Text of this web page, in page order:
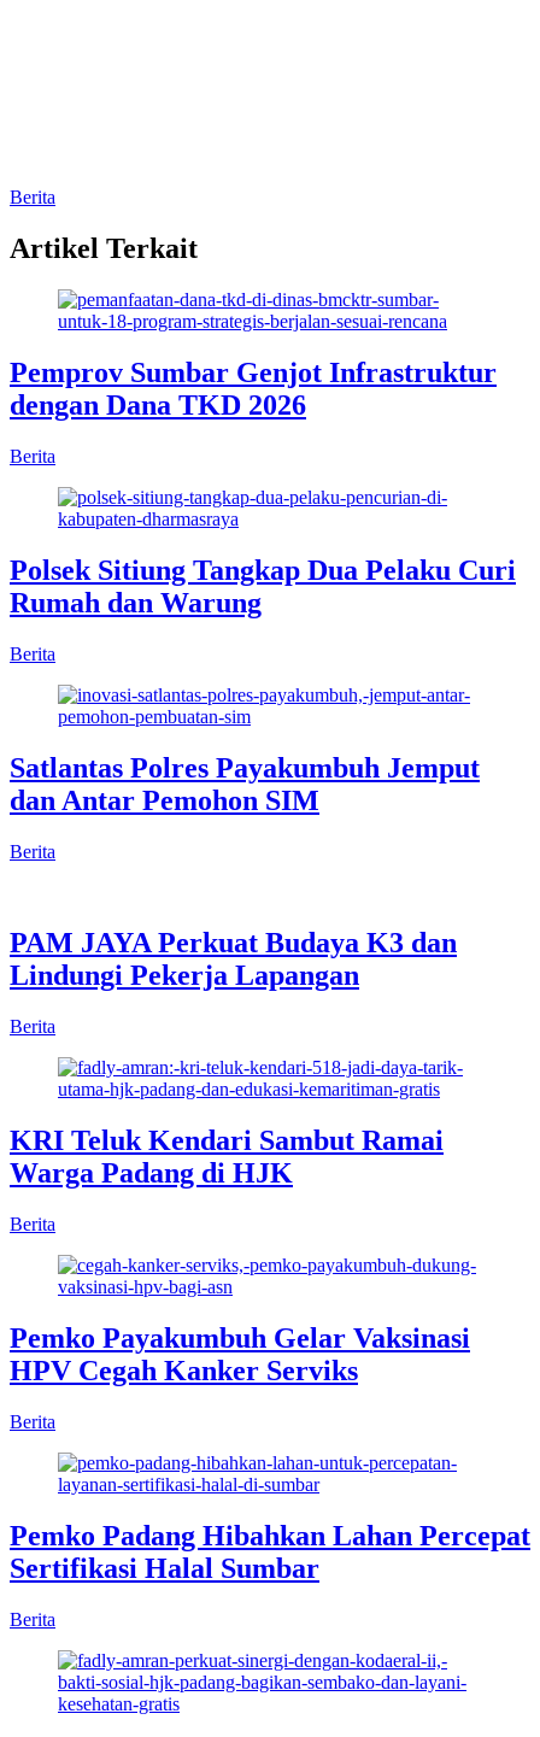
Berita
Artikel Terkait
Pemprov Sumbar Genjot Infrastruktur
dengan Dana TKD 2026
Berita
Polsek Sitiung Tangkap Dua Pelaku Curi
Rumah dan Warung
Berita
Satlantas Polres Payakumbuh Jemput
dan Antar Pemohon SIM
Berita
PAM JAYA Perkuat Budaya K3 dan
Lindungi Pekerja Lapangan
Berita
KRI Teluk Kendari Sambut Ramai
Warga Padang di HJK
Berita
Pemko Payakumbuh Gelar Vaksinasi
HPV Cegah Kanker Serviks
Berita
Pemko Padang Hibahkan Lahan Percepat
Sertifikasi Halal Sumbar
Berita